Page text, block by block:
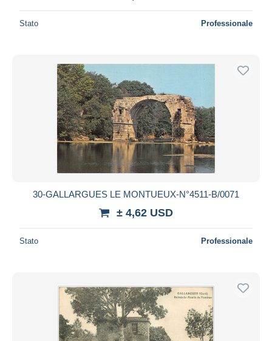
Stato Professionale
30-GALLARGUES LE MONTUEUX-N°4511-B/0071
± 4,62 USD
Stato Professionale